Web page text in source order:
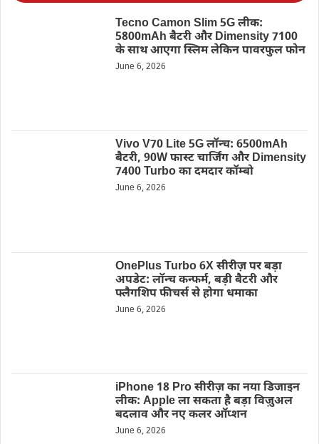
Tecno Camon Slim 5G लीक:
5800mAh बैटरी और Dimensity 7100
के साथ आएगा स्लिम लेकिन पावरफुल फोन
June 6, 2026
Vivo V70 Lite 5G लॉन्च: 6500mAh
बैटरी, 90W फास्ट चार्जिंग और Dimensity
7400 Turbo का दमदार कॉम्बो
June 6, 2026
OnePlus Turbo 6X सीरीज़ पर बड़ा
अपडेट: लॉन्च कन्फर्म, बड़ी बैटरी और
फ्लैगशिप फीचर्स से होगा धमाका
June 6, 2026
iPhone 18 Pro सीरीज़ का नया डिजाइन
लीक: Apple ला सकता है बड़ा विज़ुअल
बदलाव और नए कलर ऑप्शन
June 6, 2026